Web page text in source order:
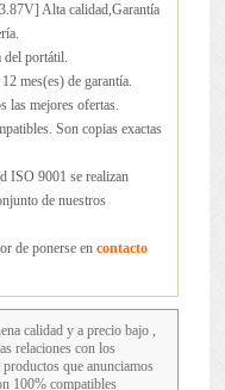
Alta calidad,Garantía
portátil.
mes(es) de garantía.
las mejores ofertas.
Son copias exactas
ISO 9001 se realizan
de nuestros
de ponerse en contacto
calidad y a precio bajo ,
relaciones con los
que anunciamos
100% compatibles